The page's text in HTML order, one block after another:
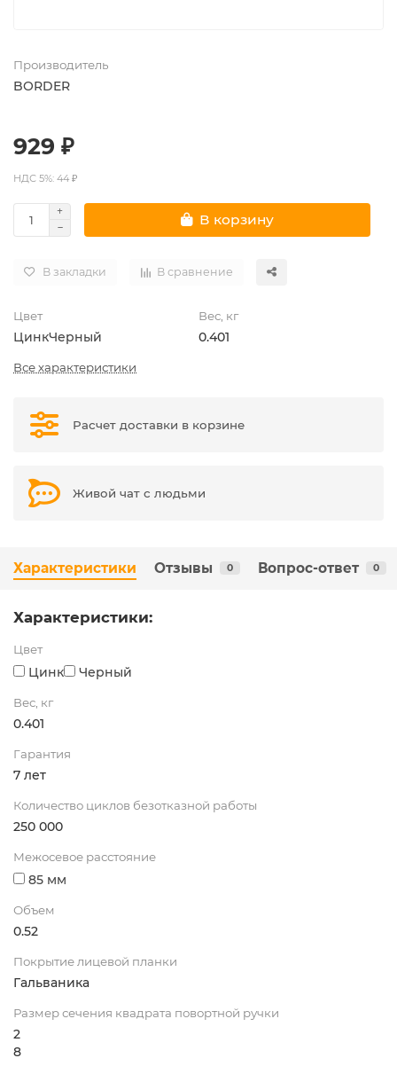
Производитель
BORDER
929 ₽
НДС 5%: 44 ₽
В корзину
В закладки В сравнение
Цвет
ЦинкЧерный
Вес, кг
0.401
Все характеристики
Расчет доставки в корзине
Живой чат с людьми
Характеристики Отзывы 0 Вопрос-ответ 0
Характеристики:
Цвет
Цинк Черный
Вес, кг
0.401
Гарантия
7 лет
Количество циклов безотказной работы
250 000
Межосевое расстояние
85 мм
Объем
0.52
Покрытие лицевой планки
Гальваника
Размер сечения квадрата повортной ручки
2
8